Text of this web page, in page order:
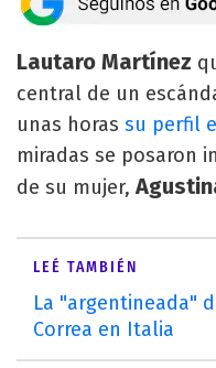
Lautaro Martínez
central de un
unas horas su perfil
miradas se posaron
de su mujer,
LEÉ TAMBIÉN
La "argentineada"
Correa en Italia